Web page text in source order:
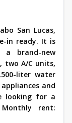
San Lucas,
in ready. It is
a brand-new
two A/C units,
liter water
and
looking for a
rent: